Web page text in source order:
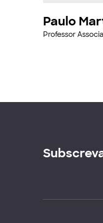
Paulo
Professor